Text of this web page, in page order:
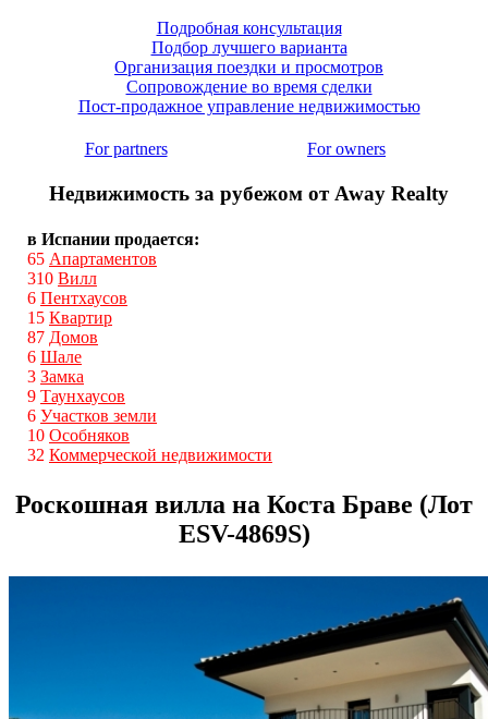
Подробная консультация
Подбор лучшего варианта
Организация поездки и просмотров
Сопровождение во время сделки
Пост-продажное управление недвижимостью
For partners For owners
Недвижимость за рубежом от Away Realty
в Испании продается:
65 Апартаментов
310 Вилл
6 Пентхаусов
15 Квартир
87 Домов
6 Шале
3 Замка
9 Таунхаусов
6 Участков земли
10 Особняков
32 Коммерческой недвижимости
Роскошная вилла на Коста Браве (Лот
ESV-4869S)